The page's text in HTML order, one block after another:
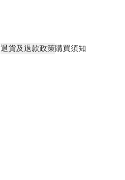
退貨及退款政策購買須知